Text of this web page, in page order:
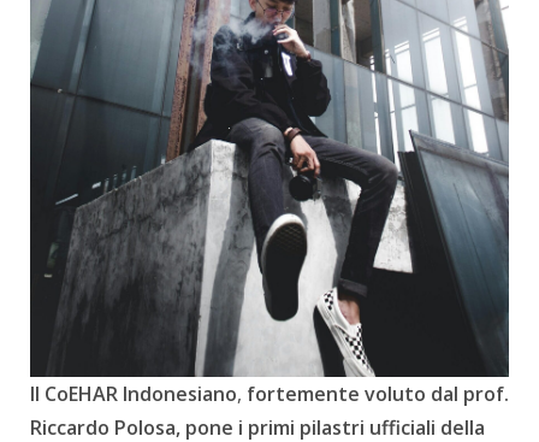
Il CoEHAR Indonesiano, fortemente voluto dal prof.
Riccardo Polosa, pone i primi pilastri ufficiali della